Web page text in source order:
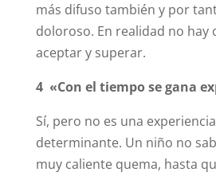
más difuso también y por
doloroso. En realidad no hay
aceptar y superar.
4 «Con el tiempo se gana
Sí, pero no es una
determinante. Un niño no
muy caliente quema, hasta